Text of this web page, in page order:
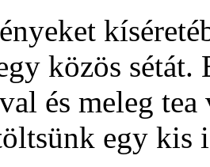
közös sétát.
és meleg
egy kis